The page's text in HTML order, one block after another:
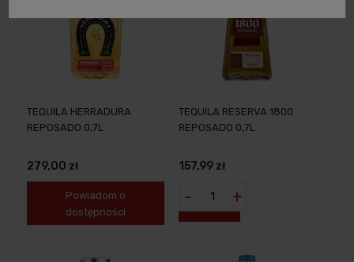
TEQUILA HERRADURA
REPOSADO 0,7L
279,00 zł
Powiadom o
dostępności
TEQUILA RESERVA 1800
REPOSADO 0,7L
157,99 zł
- +